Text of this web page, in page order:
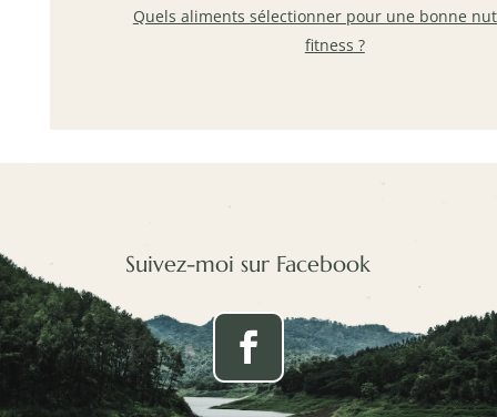
Quels aliments sélectionner pour une bonne
fitness ?
Suivez-moi sur Facebook